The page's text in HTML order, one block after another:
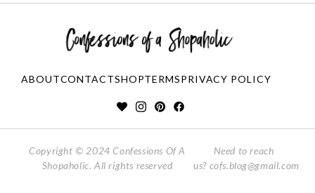
ABOUTCONTACTSHOPTERMSPRIVACY POLICY
Copyright © 2024 Confessions Of A
Shopaholic. All rights reserved
Need to reach
us? cofs.blog@gmail.com